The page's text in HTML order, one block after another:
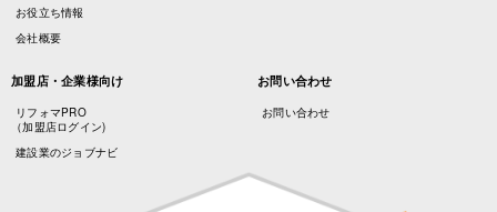
お役立ち情報
会社概要
加盟店・企業様向け
リフォマPRO
（加盟店ログイン)
建設業のジョブナビ
お問い合わせ
お問い合わせ